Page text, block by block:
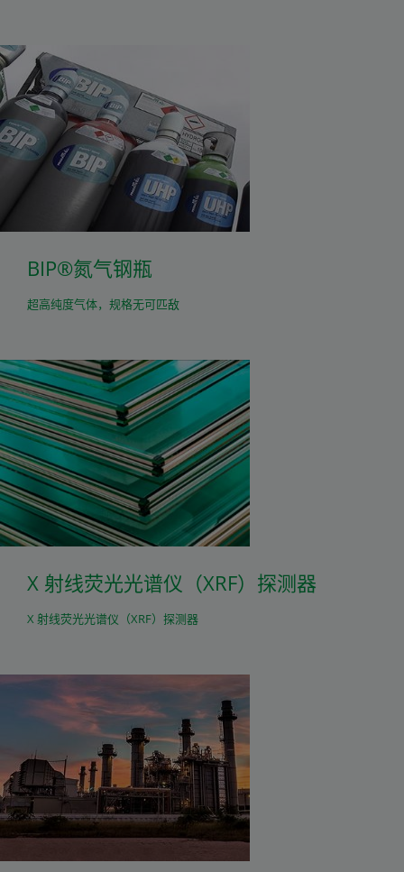
BIP®氮气钢瓶
超高纯度气体，规格无可匹敌
X 射线荧光光谱仪（XRF）探测器
X 射线荧光光谱仪（XRF）探测器